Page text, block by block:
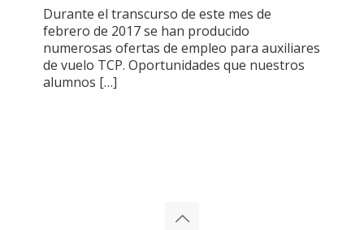
Durante el transcurso de este mes de
febrero de 2017 se han producido
numerosas ofertas de empleo para auxiliares
de vuelo TCP. Oportunidades que nuestros
alumnos […]